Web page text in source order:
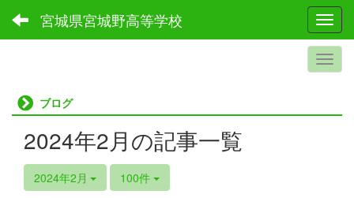
宮城県宮城野高等学校
ブログ
2024年2月の記事一覧
2024年2月 100件